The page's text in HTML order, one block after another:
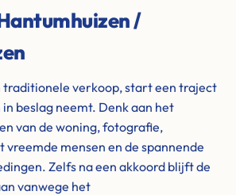
/
traditionele verkoop, start een traject
beslag neemt. Denk aan het
van de woning, fotografie,
vreemde mensen en de spannende
Zelfs na een akkoord blijft de
vanwege het